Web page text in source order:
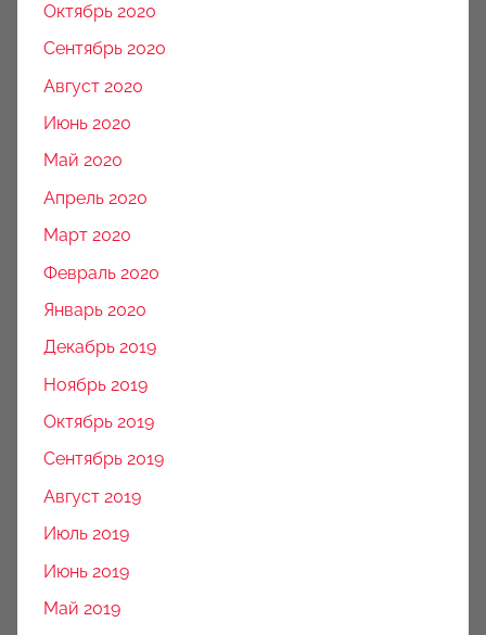
Октябрь 2020
Сентябрь 2020
Август 2020
Июнь 2020
Май 2020
Апрель 2020
Март 2020
Февраль 2020
Январь 2020
Декабрь 2019
Ноябрь 2019
Октябрь 2019
Сентябрь 2019
Август 2019
Июль 2019
Июнь 2019
Май 2019